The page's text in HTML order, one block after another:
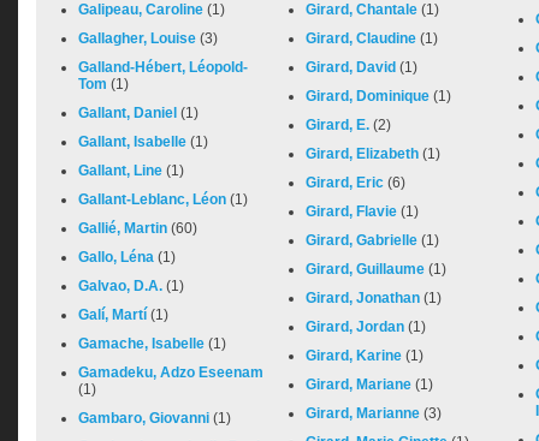
Galipeau, Caroline (1)
Gallagher, Louise (3)
Galland-Hébert, Léopold-
Tom (1)
Gallant, Daniel (1)
Gallant, Isabelle (1)
Gallant, Line (1)
Gallant-Leblanc, Léon (1)
Gallié, Martin (60)
Gallo, Léna (1)
Galvao, D.A. (1)
Galí, Martí (1)
Gamache, Isabelle (1)
Gamadeku, Adzo Eseenam
(1)
Gambaro, Giovanni (1)
Girard, Chantale (1)
Girard, Claudine (1)
Girard, David (1)
Girard, Dominique (1)
Girard, E. (2)
Girard, Elizabeth (1)
Girard, Eric (6)
Girard, Flavie (1)
Girard, Gabrielle (1)
Girard, Guillaume (1)
Girard, Jonathan (1)
Girard, Jordan (1)
Girard, Karine (1)
Girard, Mariane (1)
Girard, Marianne (3)